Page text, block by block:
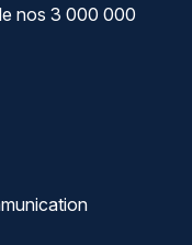
nos 3 000 000